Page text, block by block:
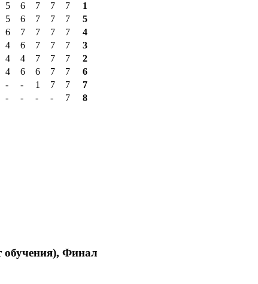
5 6 7 7 7
1
5 6 7 7 7
5
6 7 7 7 7
4
4 6 7 7 7
3
4 4 7 7 7
2
4 6 6 7 7
6
- - 1 7 7
7
- - - - 7 8
обучения), Финал